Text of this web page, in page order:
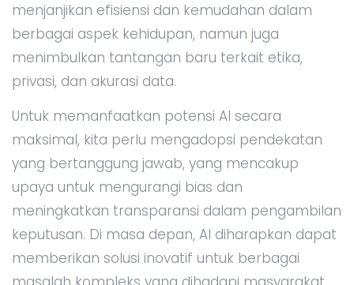
menjanjikan efisiensi dan kemudahan dalam
berbagai aspek kehidupan, namun juga
menimbulkan tantangan baru terkait etika,
privasi, dan akurasi data.
Untuk memanfaatkan potensi AI secara
maksimal, kita perlu mengadopsi pendekatan
yang bertanggung jawab, yang mencakup
upaya untuk mengurangi bias dan
meningkatkan transparansi dalam pengambilan
keputusan. Di masa depan, AI diharapkan dapat
memberikan solusi inovatif untuk berbagai